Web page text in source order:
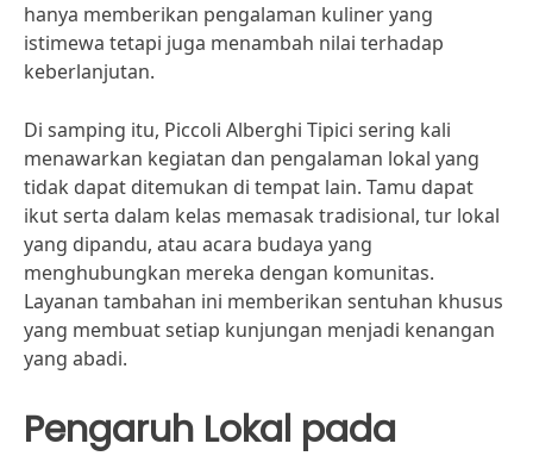
hanya memberikan pengalaman kuliner yang
istimewa tetapi juga menambah nilai terhadap
keberlanjutan.
Di samping itu, Piccoli Alberghi Tipici sering kali
menawarkan kegiatan dan pengalaman lokal yang
tidak dapat ditemukan di tempat lain. Tamu dapat
ikut serta dalam kelas memasak tradisional, tur lokal
yang dipandu, atau acara budaya yang
menghubungkan mereka dengan komunitas.
Layanan tambahan ini memberikan sentuhan khusus
yang membuat setiap kunjungan menjadi kenangan
yang abadi.
Pengaruh Lokal pada